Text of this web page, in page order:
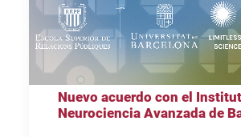
Nuevo acuerdo con el
Neurociencia Avanzada de